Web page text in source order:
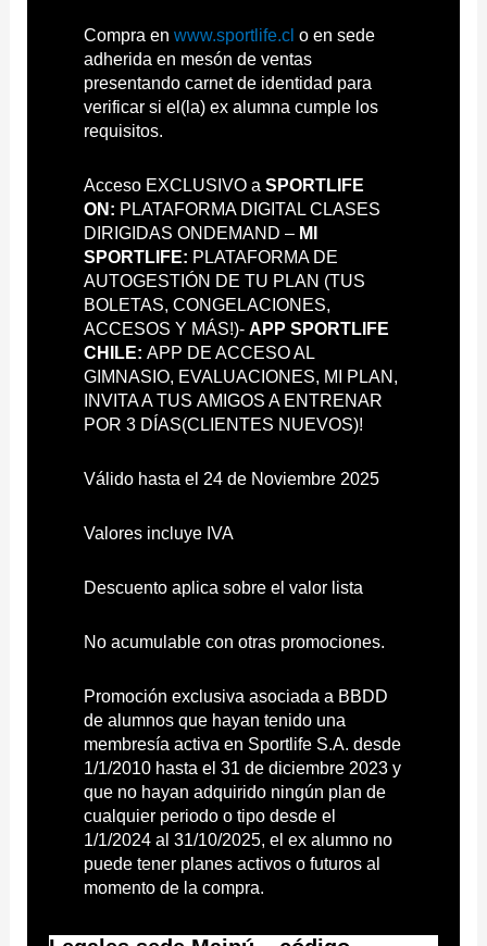
Compra en www.sportlife.cl o en sede
adherida en mesón de ventas
presentando carnet de identidad para
verificar si el(la) ex alumna cumple los
requisitos.
Acceso EXCLUSIVO a SPORTLIFE
ON: PLATAFORMA DIGITAL CLASES
DIRIGIDAS ONDEMAND – MI
SPORTLIFE: PLATAFORMA DE
AUTOGESTIÓN DE TU PLAN (TUS
BOLETAS, CONGELACIONES,
ACCESOS Y MÁS!)- APP SPORTLIFE
CHILE: APP DE ACCESO AL
GIMNASIO, EVALUACIONES, MI PLAN,
INVITA A TUS AMIGOS A ENTRENAR
POR 3 DÍAS(CLIENTES NUEVOS)!
Válido hasta el 24 de Noviembre 2025
Valores incluye IVA
Descuento aplica sobre el valor lista
No acumulable con otras promociones.
Promoción exclusiva asociada a BBDD
de alumnos que hayan tenido una
membresía activa en Sportlife S.A. desde
1/1/2010 hasta el 31 de diciembre 2023 y
que no hayan adquirido ningún plan de
cualquier periodo o tipo desde el
1/1/2024 al 31/10/2025, el ex alumno no
puede tener planes activos o futuros al
momento de la compra.